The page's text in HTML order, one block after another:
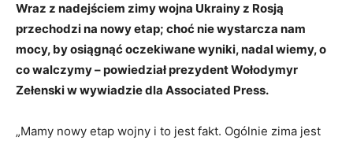
Wraz z nadejściem zimy wojna Ukrainy z Rosją
przechodzi na nowy etap; choć nie wystarcza nam
mocy, by osiągnąć oczekiwane wyniki, nadal wiemy, o
co walczymy – powiedział prezydent Wołodymyr
Zełenski w wywiadzie dla Associated Press.
„Mamy nowy etap wojny i to jest fakt. Ogólnie zima jest